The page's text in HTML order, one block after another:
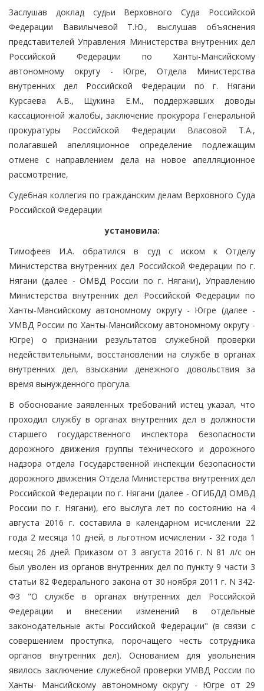
Заслушав доклад судьи Верховного Суда Российской
Федерации Вавилычевой Т.Ю., выслушав объяснения
представителей Управления Министерства внутренних дел
Российской Федерации по Ханты-Мансийскому
автономному округу - Югре, Отдела Министерства
внутренних дел Российской Федерации по г. Нягани
Курсаева А.В., Щукина Е.М., поддержавших доводы
кассационной жалобы, заключение прокурора Генеральной
прокуратуры Российской Федерации Власовой Т.А.,
полагавшей апелляционное определение подлежащим
отмене с направлением дела на новое апелляционное
рассмотрение,
Судебная коллегия по гражданским делам Верховного Суда
Российской Федерации
установила:
Тимофеев И.А. обратился в суд с иском к Отделу
Министерства внутренних дел Российской Федерации по г.
Нягани (далее - ОМВД России по г. Нягани), Управлению
Министерства внутренних дел Российской Федерации по
Ханты-Мансийскому автономному округу - Югре (далее -
УМВД России по Ханты-Мансийскому автономному округу -
Югре) о признании результатов служебной проверки
недействительными, восстановлении на службе в органах
внутренних дел, взыскании денежного довольствия за
время вынужденного прогула.
В обоснование заявленных требований истец указал, что
проходил службу в органах внутренних дел в должности
старшего государственного инспектора безопасности
дорожного движения группы технического и дорожного
надзора отдела Государственной инспекции безопасности
дорожного движения Отдела Министерства внутренних дел
Российской Федерации по г. Нягани (далее - ОГИБДД ОМВД
России по г. Нягани), его выслуга лет по состоянию на 4
августа 2016 г. составила в календарном исчислении 22
года 2 месяца 10 дней, в льготном исчислении - 32 года 1
месяц 26 дней. Приказом от 3 августа 2016 г. N 81 л/с он
был уволен из органов внутренних дел по пункту 9 части 3
статьи 82 Федерального закона от 30 ноября 2011 г. N 342-
ФЗ "О службе в органах внутренних дел Российской
Федерации и внесении изменений в отдельные
законодательные акты Российской Федерации" (в связи с
совершением проступка, порочащего честь сотрудника
органов внутренних дел). Основанием для увольнения
явилось заключение служебной проверки УМВД России по
Ханты- Мансийскому автономному округу - Югре от 29